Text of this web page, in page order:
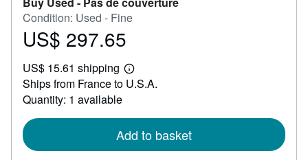
Condition: Used - Fine
Price
297.65
US$ 297.65
US$ 15.61 shipping
Learn
more
Ships from France to U.S.A.
Quantity: 1 available
Add to basket